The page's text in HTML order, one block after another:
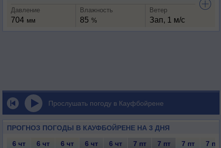
Давление
704 мм
Влажность
85 %
Ветер
Зап, 1 м/с
Прослушать погоду в Кауфбойрене
ПРОГНОЗ ПОГОДЫ В КАУФБОЙРЕНЕ НА 3 ДНЯ
6 чт 6 чт 6 чт 6 чт 6 чт 7 пт 7 пт 7 пт 7 пт